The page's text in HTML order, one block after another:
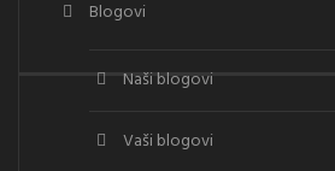
Blogovi
Naši blogovi
Vaši blogovi